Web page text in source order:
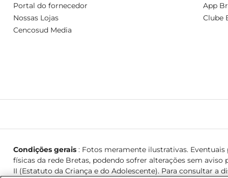
Portal do fornecedor
Nossas Lojas
Cencosud Media
App
Clube
Condições gerais: Fotos meramente ilustrativas. Eventuais
físicas da rede Bretas, podendo sofrer alterações sem aviso
II (Estatuto da Criança e do Adolescente). Para consultar a